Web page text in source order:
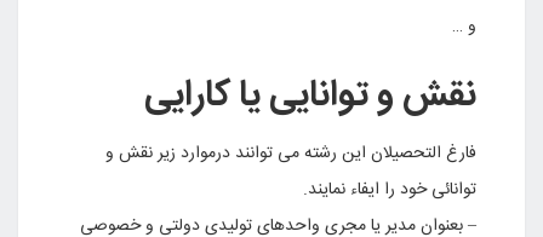
و …
نقش و توانایی یا کارایی
فارغ التحصیلان این رشته می توانند درموارد زیر نقش و
توانائی خود را ایفاء نمایند.
– بعنوان مدیر یا مجری واحدهای تولیدی دولتی و خصوصی